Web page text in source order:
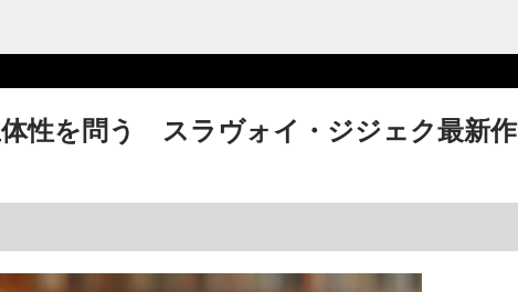
性を問う スラヴォイ・ジジェク最新作